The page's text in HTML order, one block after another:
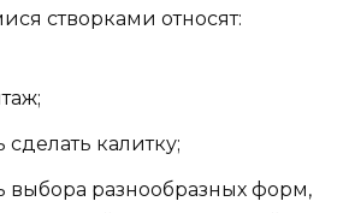
створками относят:
калитку;
выбора разнообразных форм,